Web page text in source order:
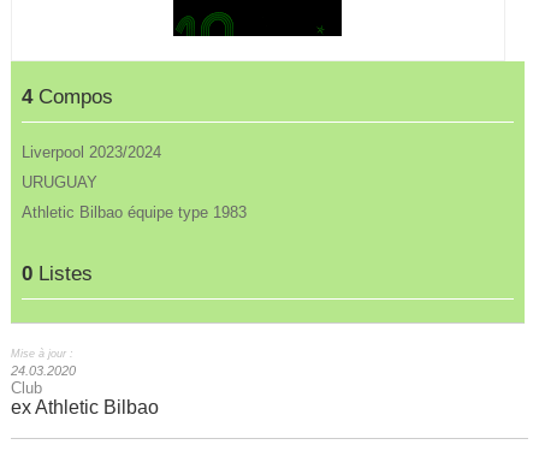
4Compos
Liverpool 2023/2024
URUGUAY
Athletic Bilbao équipe type 1983
0 Listes
Mise à jour :
24.03.2020
Club
ex Athletic Bilbao